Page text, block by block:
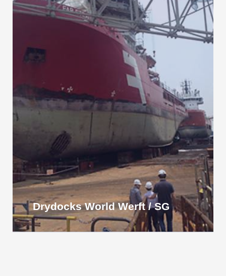
Drydocks World Werft / SG